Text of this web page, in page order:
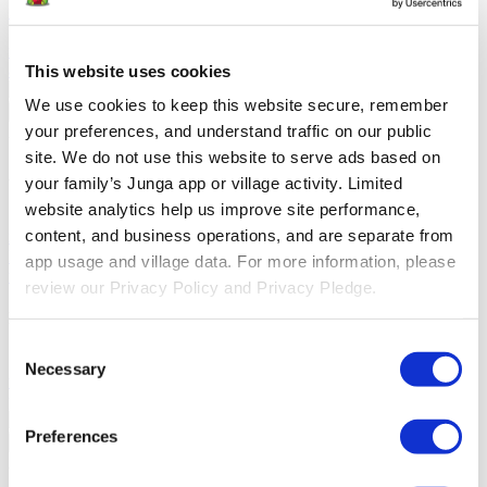
This website uses cookies
We use cookies to keep this website secure, remember
your preferences, and understand traffic on our public
site. We do not use this website to serve ads based on
your family’s Junga app or village activity. Limited
website analytics help us improve site performance,
content, and business operations, and are separate from
app usage and village data. For more information, please
review our Privacy Policy and Privacy Pledge.
Selection
Necessary
Preferences
familias a conectarse y celebrar el aprendizaje en el salón de clases.
Junga contra LiveSchoolLiveSchool permite a las escuelas
alumnos y crear una cultura escolar positiva.
Regresar
Acerca De
Acerca De Junga
Nuestra HistoriaConoce los orígenes de Junga y descubre
nuestros objetivos al crear esta plataforma única.
Historias De
ÉxitoLee sobre el éxito de otros miembros de la comunidad como
Nuestra Comunidad
Selfie Con Junga
Crea una selfie con Junga para compartirla con
tu comunidad.
Descubre qué hace que nuestra
Regresar